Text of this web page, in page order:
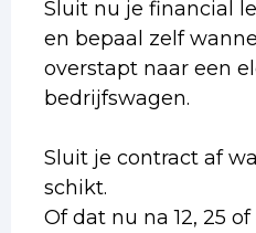
Sluit nu je financial
en bepaal zelf
overstapt naar een
bedrijfswagen.
Sluit je contract af
schikt.
Of dat nu na 12, 25